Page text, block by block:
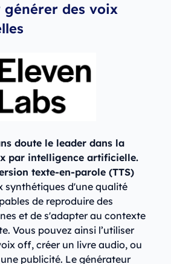
des voix
doute le leader dans la
par intelligence artificielle.
texte-en-parole (TTS)
synthétiques d'une qualité
de reproduire des
et de s'adapter au contexte
Vous pouvez ainsi l’utiliser
off, créer un livre audio, ou
publicité. Le générateur